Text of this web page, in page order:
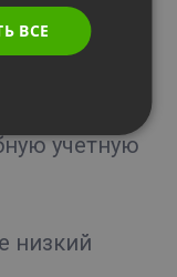
можете
плана
учетную
низкий
ВСЕ